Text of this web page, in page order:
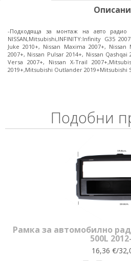
-Подходяща за монтаж на авто радио
NISSAN,Mitsubishi,INFINITY:Infinity G35
Juke 2010+, Nissan Maxima 2007+,
2007+, Nissan Pulsar 2014+, Nissan Qashqai
Versa 2007+, Nissan X-Trail
2019+,Mitsubishi Outlander 2019+Mitsubishi
Подобни
Рамка за автомобилно
500L
16,36 €/